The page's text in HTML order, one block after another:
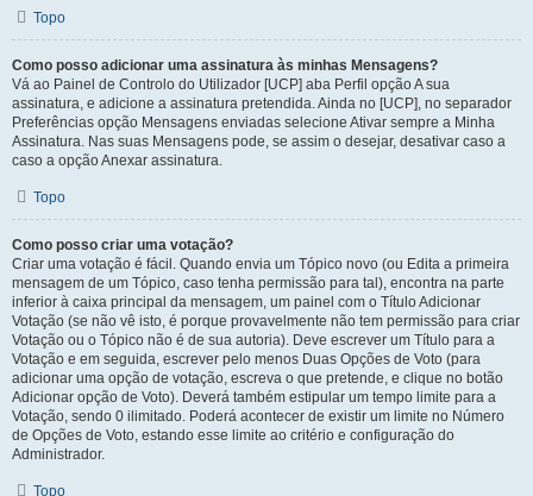
Topo
Como posso adicionar uma assinatura às minhas Mensagens?
Vá ao Painel de Controlo do Utilizador [UCP] aba Perfil opção A sua
assinatura, e adicione a assinatura pretendida. Ainda no [UCP], no separador
Preferências opção Mensagens enviadas selecione Ativar sempre a Minha
Assinatura. Nas suas Mensagens pode, se assim o desejar, desativar caso a
caso a opção Anexar assinatura.
Topo
Como posso criar uma votação?
Criar uma votação é fácil. Quando envia um Tópico novo (ou Edita a primeira
mensagem de um Tópico, caso tenha permissão para tal), encontra na parte
inferior à caixa principal da mensagem, um painel com o Título Adicionar
Votação (se não vê isto, é porque provavelmente não tem permissão para criar
Votação ou o Tópico não é de sua autoria). Deve escrever um Título para a
Votação e em seguida, escrever pelo menos Duas Opções de Voto (para
adicionar uma opção de votação, escreva o que pretende, e clique no botão
Adicionar opção de Voto). Deverá também estipular um tempo limite para a
Votação, sendo 0 ilimitado. Poderá acontecer de existir um limite no Número
de Opções de Voto, estando esse limite ao critério e configuração do
Administrador.
Topo